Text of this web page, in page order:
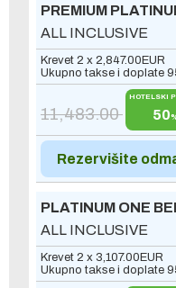
PREMIUM
ALL INCLUSIVE
Krevet 2 x 2,847.00EUR
Ukupno takse i doplate
11,483.00
HOTELSKI
50
Rezervišite
PLATINUM ONE
ALL INCLUSIVE
Krevet 2 x 3,107.00EUR
Ukupno takse i doplate